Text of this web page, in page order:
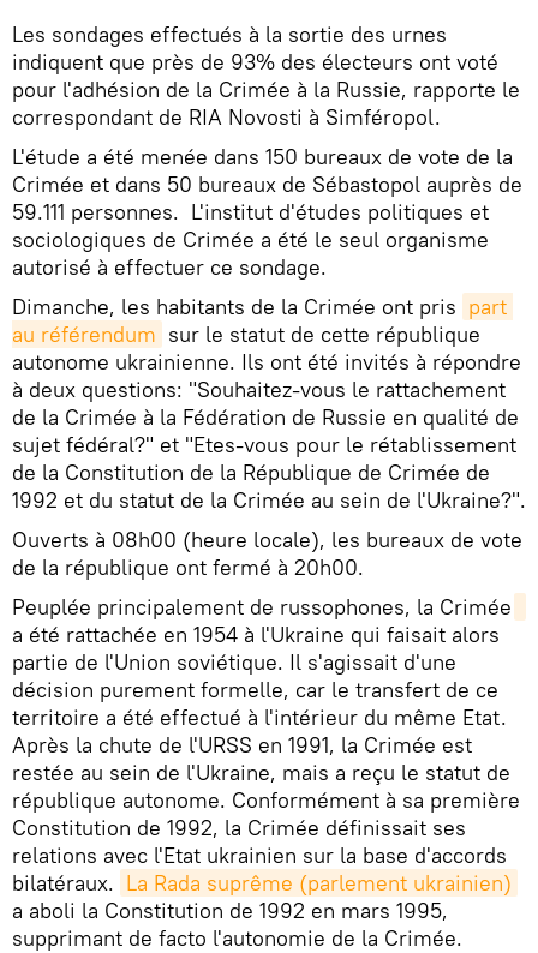
Les sondages effectués à la sortie des urnes
indiquent que près de 93% des électeurs ont voté
pour l'adhésion de la Crimée à la Russie, rapporte le
correspondant de RIA Novosti à Simféropol.
L'étude a été menée dans 150 bureaux de vote de la
Crimée et dans 50 bureaux de Sébastopol auprès de
59.111 personnes. L'institut d'études politiques et
sociologiques de Crimée a été le seul organisme
autorisé à effectuer ce sondage.
Dimanche, les habitants de la Crimée ont pris part
au référendum sur le statut de cette république
autonome ukrainienne. Ils ont été invités à répondre
à deux questions: "Souhaitez-vous le rattachement
de la Crimée à la Fédération de Russie en qualité de
sujet fédéral?" et "Etes-vous pour le rétablissement
de la Constitution de la République de Crimée de
1992 et du statut de la Crimée au sein de l'Ukraine?".
Ouverts à 08h00 (heure locale), les bureaux de vote
de la république ont fermé à 20h00.
Peuplée principalement de russophones, la Crimée
a été rattachée en 1954 à l'Ukraine qui faisait alors
partie de l'Union soviétique. Il s'agissait d'une
décision purement formelle, car le transfert de ce
territoire a été effectué à l'intérieur du même Etat.
Après la chute de l'URSS en 1991, la Crimée est
restée au sein de l'Ukraine, mais a reçu le statut de
république autonome. Conformément à sa première
Constitution de 1992, la Crimée définissait ses
relations avec l'Etat ukrainien sur la base d'accords
bilatéraux. La Rada suprême (parlement ukrainien)
a aboli la Constitution de 1992 en mars 1995,
supprimant de facto l'autonomie de la Crimée.